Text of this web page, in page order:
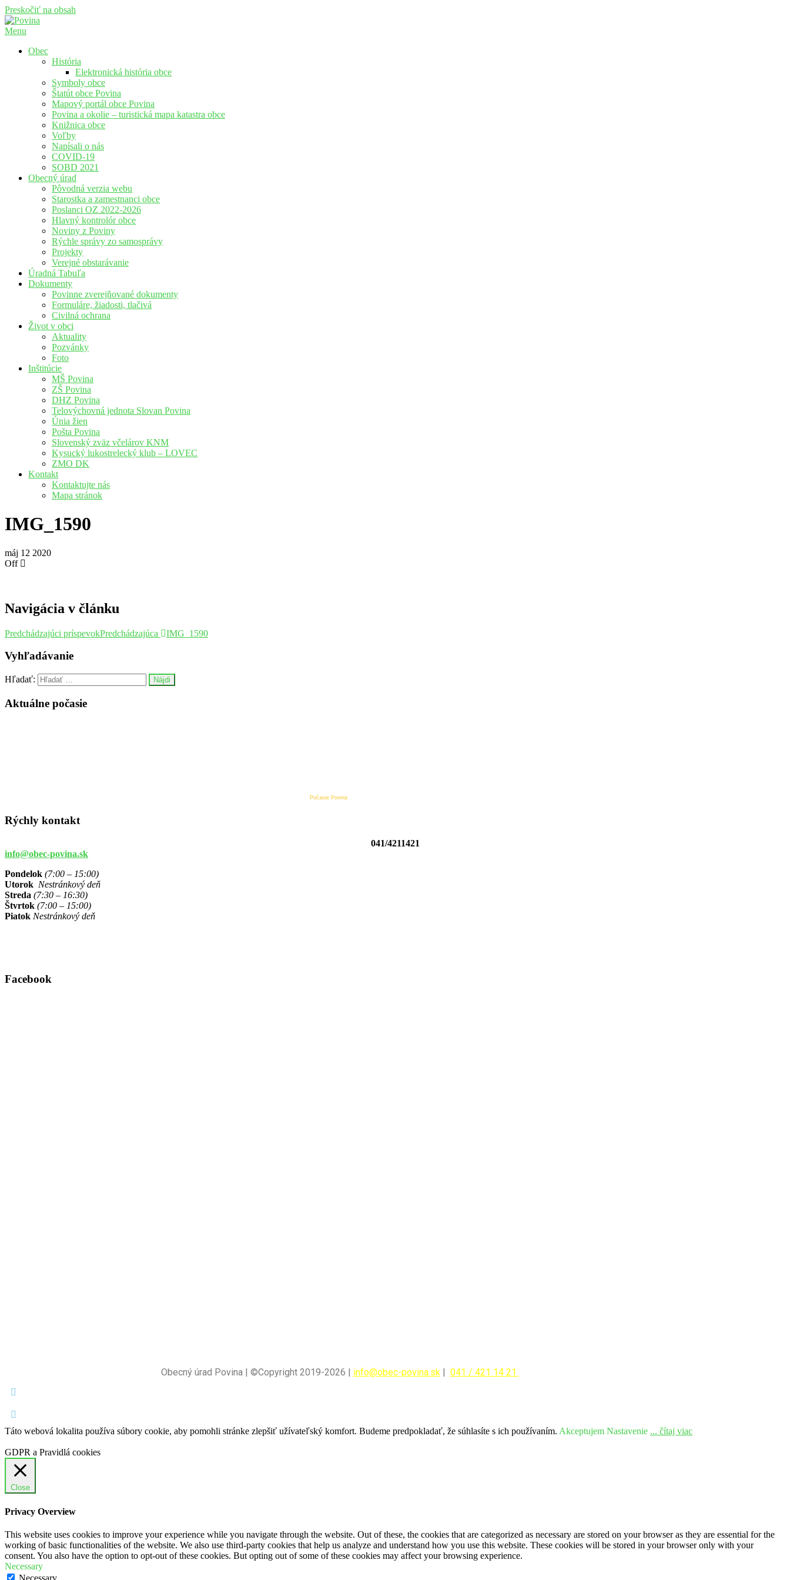
Preskočiť na obsah
Menu
Obec
História
Elektronická história obce
Symboly obce
Štatút obce Povina
Mapový portál obce Povina
Povina a okolie – turistická mapa katastra obce
Knižnica obce
Voľby
Napísali o nás
COVID-19
SOBD 2021
Obecný úrad
Pôvodná verzia webu
Starostka a zamestnanci obce
Poslanci OZ 2022-2026
Hlavný kontrolór obce
Noviny z Poviny
Rýchle správy zo samosprávy
Projekty
Verejné obstarávanie
Úradná Tabuľa
Dokumenty
Povinne zverejňované dokumenty
Formuláre, žiadosti, tlačivá
Civilná ochrana
Život v obci
Aktuality
Pozvánky
Foto
Inštitúcie
MŠ Povina
ZŠ Povina
DHZ Povina
Telovýchovná jednota Slovan Povina
Únia žien
Pošta Povina
Slovenský zväz včelárov KNM
Kysucký lukostrelecký klub – LOVEC
ZMO DK
Kontakt
Kontaktujte nás
Mapa stránok
IMG_1590
máj 12 2020
Off
Navigácia v článku
Predchádzajúci príspevokPredchádzajúca IMG_1590
Vyhľadávanie
Hľadať:
Aktuálne počasie
Počasie Povina
Rýchly kontakt
041/4211421
info@obec-povina.sk
Pondelok (7:00 – 15:00)
Utorok Nestránkový deň
Streda (7:30 – 16:30)
Štvrtok (7:00 – 15:00)
Piatok Nestránkový deň
Facebook
Obecný úrad Povina | ©Copyright 2019-2026 | info@obec-povina.sk 041 / 421 14 21
Táto webová lokalita používa súbory cookie, aby pomohli stránke zlepšiť užívateľský komfort. Budeme predpokladať, že súhlasíte s ich používaním. Akceptujem Nastavenie ... čítaj viac
GDPR a Pravidlá cookies
Close
Privacy Overview
This website uses cookies to improve your experience while you navigate through the website. Out of these, the cookies that are categorized as necessary are stored on your browser as they are essential for the
working of basic functionalities of the website. We also use third-party cookies that help us analyze and understand how you use this website. These cookies will be stored in your browser only with your
consent. You also have the option to opt-out of these cookies. But opting out of some of these cookies may affect your browsing experience.
Necessary
Necessary